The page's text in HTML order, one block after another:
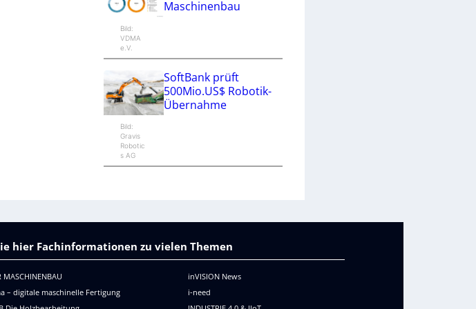
Bild:
VDMA
e.V.
Maschinenbau
Bild:
Gravis
Robotic
s AG
SoftBank prüft
500Mio.US$ Robotik-
Übernahme
hier Fachinformationen zu vielen Themen
MASCHINENBAU
– digitale maschinelle Fertigung
inVISION News
i-need